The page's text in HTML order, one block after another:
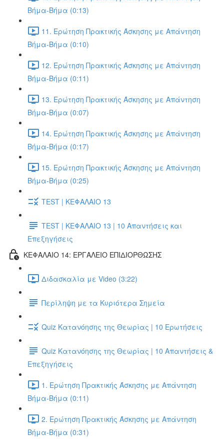
Βήμα-Βήμα (0:13)
11. Ερώτηση Πρακτικής Άσκησης με Απάντηση
Βήμα-Βήμα (0:10)
12. Ερώτηση Πρακτικής Άσκησης με Απάντηση
Βήμα-Βήμα (0:11)
13. Ερώτηση Πρακτικής Άσκησης με Απάντηση
Βήμα-Βήμα (0:07)
14. Ερώτηση Πρακτικής Άσκησης με Απάντηση
Βήμα-Βήμα (0:17)
15. Ερώτηση Πρακτικής Άσκησης με Απάντηση
Βήμα-Βήμα (0:25)
TEST | ΚΕΦΑΛΑΙΟ 13
TEST | ΚΕΦΑΛΑΙΟ 13 | 10 Απαντήσεις και
Επεξηγήσεις
ΚΕΦΑΛΑΙΟ 14: ΕΡΓΑΛΕΙΟ ΕΠΙΔΙΟΡΘΩΣΗΣ
Διδασκαλία με Video (3:22)
Περίληψη με τα Κυριότερα Σημεία
Quiz Κατανόησης της Θεωρίας | 10 Ερωτήσεις
Quiz Κατανόησης της Θεωρίας | 10 Απαντήσεις &
Επεξηγήσεις
1. Ερώτηση Πρακτικής Άσκησης με Απάντηση
Βήμα-Βήμα (0:11)
2. Ερώτηση Πρακτικής Άσκησης με Απάντηση
Βήμα-Βήμα (0:31)